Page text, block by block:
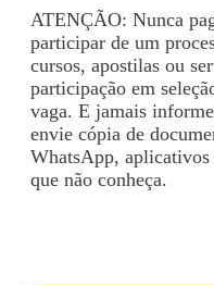
ATENÇÃO: Nunca
participar de um
cursos, apostilas ou
participação em
vaga. E jamais
envie cópia de
WhatsApp, aplicativos
que não conheça.